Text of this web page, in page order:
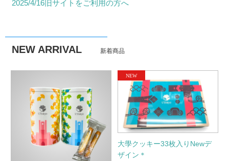
2025/4/16旧サイトをご利用の方へ
NEW ARRIVAL 新着商品
大學クッキー33枚入りNewデ
ザイン＊